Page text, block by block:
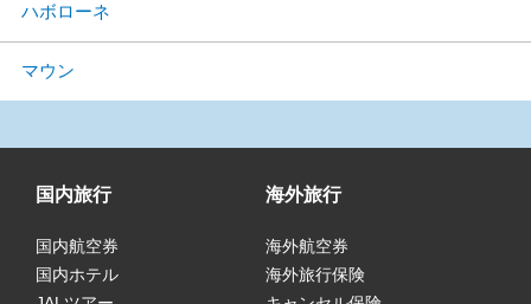
ハボローネ
マウン
国内旅行
国内航空券
国内ホテル
海外旅行
海外航空券
海外旅行保険